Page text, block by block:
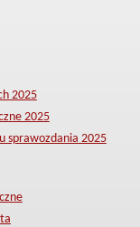
2025
2025
sprawozdania 2025